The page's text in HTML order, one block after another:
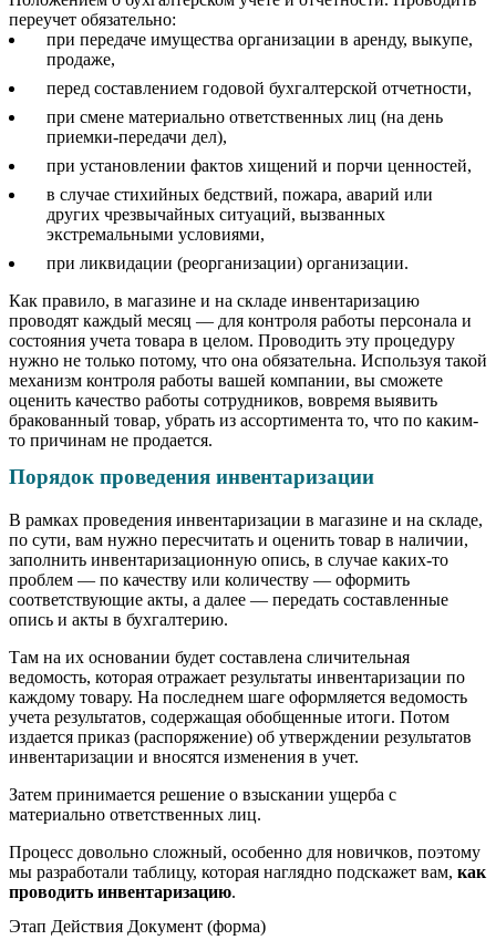
переучет обязательно:
при передаче имущества организации в аренду, выкупе,
продаже,
перед составлением годовой бухгалтерской отчетности,
при смене материально ответственных лиц (на день
приемки-передачи дел),
при установлении фактов хищений и порчи ценностей,
в случае стихийных бедствий, пожара, аварий или
других чрезвычайных ситуаций, вызванных
экстремальными условиями,
при ликвидации (реорганизации) организации.
Как правило, в магазине и на складе инвентаризацию
проводят каждый месяц — для контроля работы персонала и
состояния учета товара в целом. Проводить эту процедуру
нужно не только потому, что она обязательна. Используя такой
механизм контроля работы вашей компании, вы сможете
оценить качество работы сотрудников, вовремя выявить
бракованный товар, убрать из ассортимента то, что по каким-
то причинам не продается.
Порядок проведения инвентаризации
В рамках проведения инвентаризации в магазине и на складе,
по сути, вам нужно пересчитать и оценить товар в наличии,
заполнить инвентаризационную опись, в случае каких-то
проблем — по качеству или количеству — оформить
соответствующие акты, а далее — передать составленные
опись и акты в бухгалтерию.
Там на их основании будет составлена сличительная
ведомость, которая отражает результаты инвентаризации по
каждому товару. На последнем шаге оформляется ведомость
учета результатов, содержащая обобщенные итоги. Потом
издается приказ (распоряжение) об утверждении результатов
инвентаризации и вносятся изменения в учет.
Затем принимается решение о взыскании ущерба с
материально ответственных лиц.
Процесс довольно сложный, особенно для новичков, поэтому
мы разработали таблицу, которая наглядно подскажет вам, как
проводить инвентаризацию.
Этап Действия Документ (форма)